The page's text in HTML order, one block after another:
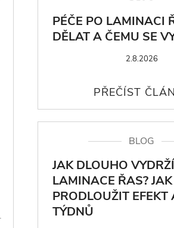
PÉČE PO LAMINACI
DĚLAT A ČEMU SE
2.8.2026
BLOG
JAK DLOUHO VYDRŽÍ
LAMINACE ŘAS? JAK
PRODLOUŽIT
TÝDNŮ